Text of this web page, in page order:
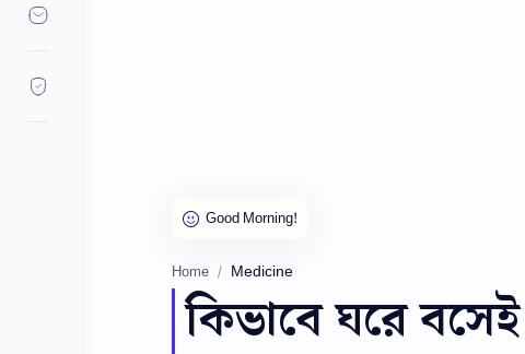
Home Medicine
কিভাবে ঘরে